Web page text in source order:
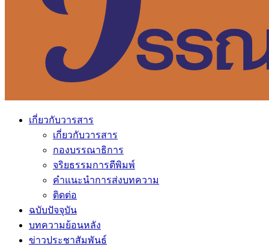
เกี่ยวกับวารสาร
เกี่ยวกับวารสาร
กองบรรณาธิการ
จริยธรรมการตีพิมพ์
คำแนะนำการส่งบทความ
ติดต่อ
ฉบับปัจจุบัน
บทความย้อนหลัง
ข่าวประชาสัมพันธ์